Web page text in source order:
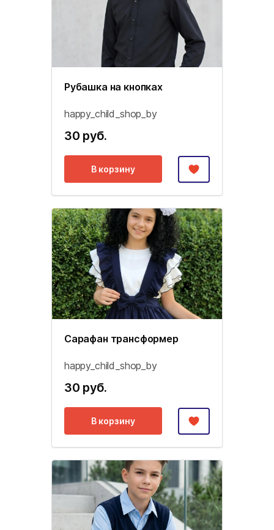
Рубашка на кнопках
happy_child_shop_by
30 руб.
В корзину
Сарафан трансформер
happy_child_shop_by
30 руб.
В корзину